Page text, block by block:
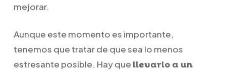
mejorar.
Aunque este momento es importante,
tenemos que tratar de que sea lo menos
estresante posible. Hay que llevarlo a un